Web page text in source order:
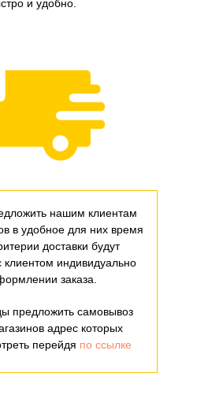
нашим клиентам
в удобное для них время
доставки будут
клиентом индивидуально
заказа.
предложить самовывоз
адрес которых
перейдя по ссылке
и удобно.